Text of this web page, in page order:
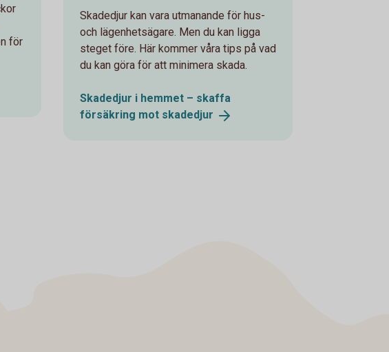
för
Skadedjur kan vara utmanande för hus-
och lägenhetsägare. Men du kan ligga
steget före. Här kommer våra tips på vad
du kan göra för att minimera skada.
Skadedjur i hemmet – skaffa
försäkring mot skadedjur